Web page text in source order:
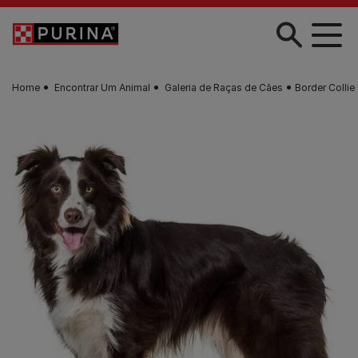
Skip to main content
Home Encontrar Um Animal Galeria de Raças de Cães Border Collie